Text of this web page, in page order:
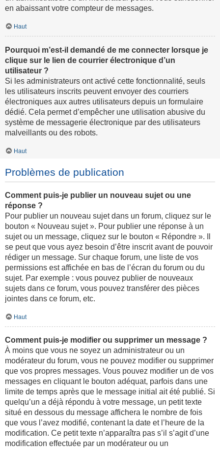
en abaissant votre compteur de messages.
Haut
Pourquoi m’est-il demandé de me connecter lorsque je
clique sur le lien de courrier électronique d’un
utilisateur ?
Si les administrateurs ont activé cette fonctionnalité, seuls
les utilisateurs inscrits peuvent envoyer des courriers
électroniques aux autres utilisateurs depuis un formulaire
dédié. Cela permet d’empêcher une utilisation abusive du
système de messagerie électronique par des utilisateurs
malveillants ou des robots.
Haut
Problèmes de publication
Comment puis-je publier un nouveau sujet ou une
réponse ?
Pour publier un nouveau sujet dans un forum, cliquez sur le
bouton « Nouveau sujet ». Pour publier une réponse à un
sujet ou un message, cliquez sur le bouton « Répondre ». Il
se peut que vous ayez besoin d’être inscrit avant de pouvoir
rédiger un message. Sur chaque forum, une liste de vos
permissions est affichée en bas de l’écran du forum ou du
sujet. Par exemple : vous pouvez publier de nouveaux
sujets dans ce forum, vous pouvez transférer des pièces
jointes dans ce forum, etc.
Haut
Comment puis-je modifier ou supprimer un message ?
À moins que vous ne soyez un administrateur ou un
modérateur du forum, vous ne pouvez modifier ou supprimer
que vos propres messages. Vous pouvez modifier un de vos
messages en cliquant le bouton adéquat, parfois dans une
limite de temps après que le message initial ait été publié. Si
quelqu’un a déjà répondu à votre message, un petit texte
situé en dessous du message affichera le nombre de fois
que vous l’avez modifié, contenant la date et l’heure de la
modification. Ce petit texte n’apparaîtra pas s’il s’agit d’une
modification effectuée par un modérateur ou un